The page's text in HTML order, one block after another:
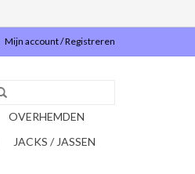
Mijn account / Registreren
OVERHEMDEN
JACKS / JASSEN